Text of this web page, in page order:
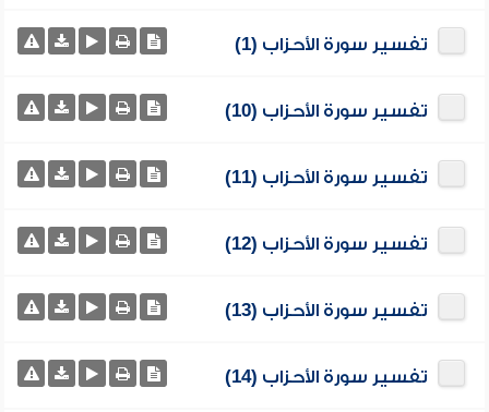
تفسير سورة الأحزاب (1)
تفسير سورة الأحزاب (10)
تفسير سورة الأحزاب (11)
تفسير سورة الأحزاب (12)
تفسير سورة الأحزاب (13)
تفسير سورة الأحزاب (14)